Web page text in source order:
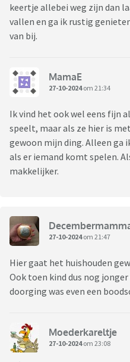
keertje allebei weg zijn dan
vallen en ga ik rustig
van bij.
MamaE
27-10-2024om 21:34
Ik vind het ook wel eens fijn
speelt, maar als ze hier is
gewoon mijn ding. Alleen ga
als er iemand komt spelen.
makkelijker.
27-10-2024om 21:47
Hier gaat het huishouden
Ook toen kind dus nog
doorging was even een
Moederkareltje
27-10-2024om 23:08